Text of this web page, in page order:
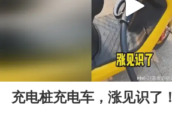
00:00
Play
充电桩充电车，涨见识了！